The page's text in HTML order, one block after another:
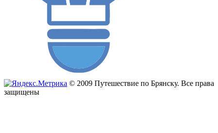
© 2009 Путешествие по Брянску. Все права
защищены